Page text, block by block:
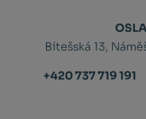
Bítešská 13,
+420 737 719 191